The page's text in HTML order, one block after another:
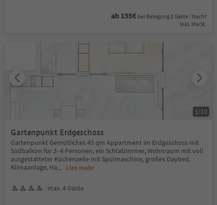
ab 155€ bei Belegung 2 Gäste / Nacht
Inkl. MwSt.
Gartenpunkt Erdgeschoss
Gartenpunkt Gemütliches 45 qm Appartment im Erdgeschoss mit
Südbalkon für 2- 4 Personen, ein Schlafzimmer, Wohnraum mit voll
ausgestatteter Küchenzeile mit Spülmaschine, großes Daybed,
Klimaanlage, Ha... Lies mehr
max. 4 Gäste
1 /10